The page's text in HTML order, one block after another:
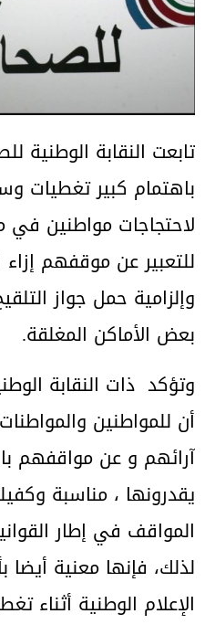
تابعت النقابة الوطنية
باهتمام كبير تغطيات
لاحتجاجات مواطنين في
للتعبير عن موقفهم إزاء
وإلزامية حمل جواز
بعض الأماكن المغلقة.
وتؤكد ذات النقابة
أن للمواطنين
آرائهم و عن مواقفهم
يقدرونها ، مناسبة
المواقف في إطار
لذلك، فإنها معنية أيضا
الإعلام الوطنية أثناء